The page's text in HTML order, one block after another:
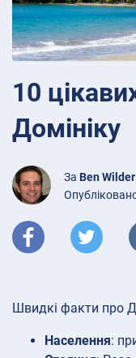
10
Домініку
За Ben Wilder
Швидкі факти про
Населення: